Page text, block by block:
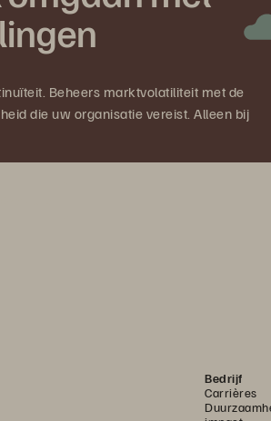
Beheers marktvolatiliteit met de
die uw organisatie vereist. Alleen bij
Bedrijf
Carrières